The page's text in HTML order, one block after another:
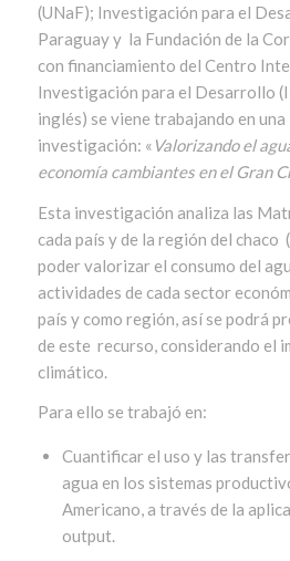
(UNaF); Investigación para el
Paraguay y la Fundación de la
con financiamiento del Centro
Investigación para el Desarrollo
inglés) se viene trabajando en una
investigación: « Valorizando el
economía cambiantes en el Gran
Esta investigación analiza las
cada país y de la región del
poder valorizar el consumo del
actividades de cada sector
país y como región, así se podrá
de este recurso, considerando el
climático.
Para ello se trabajó en:
Cuantificar el uso y las
agua en los sistemas
Americano, a través de la
output.